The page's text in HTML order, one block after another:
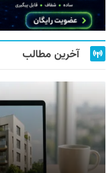
آخرین مطالب